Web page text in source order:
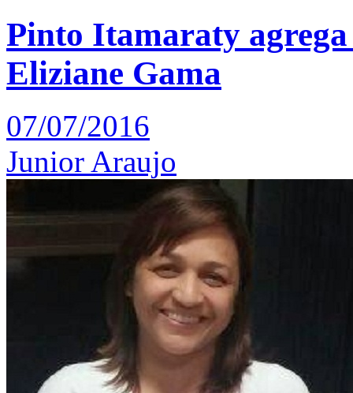
Pinto Itamaraty
Eliziane Gama
07/07/2016
Junior Araujo